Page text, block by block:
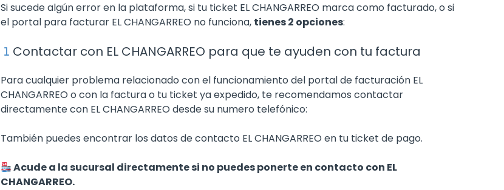
Si sucede algún error en la plataforma, si tu ticket EL CHANGARREO marca como facturado, o si
el portal para facturar EL CHANGARREO no funciona, tienes 2 opciones:
Contactar con EL CHANGARREO para que te ayuden con tu factura
Para cualquier problema relacionado con el funcionamiento del portal de facturación EL
CHANGARREO o con la factura o tu ticket ya expedido, te recomendamos contactar
directamente con EL CHANGARREO desde su numero telefónico:
También puedes encontrar los datos de contacto EL CHANGARREO en tu ticket de pago.
Acude a la sucursal directamente si no puedes ponerte en contacto con EL
CHANGARREO.